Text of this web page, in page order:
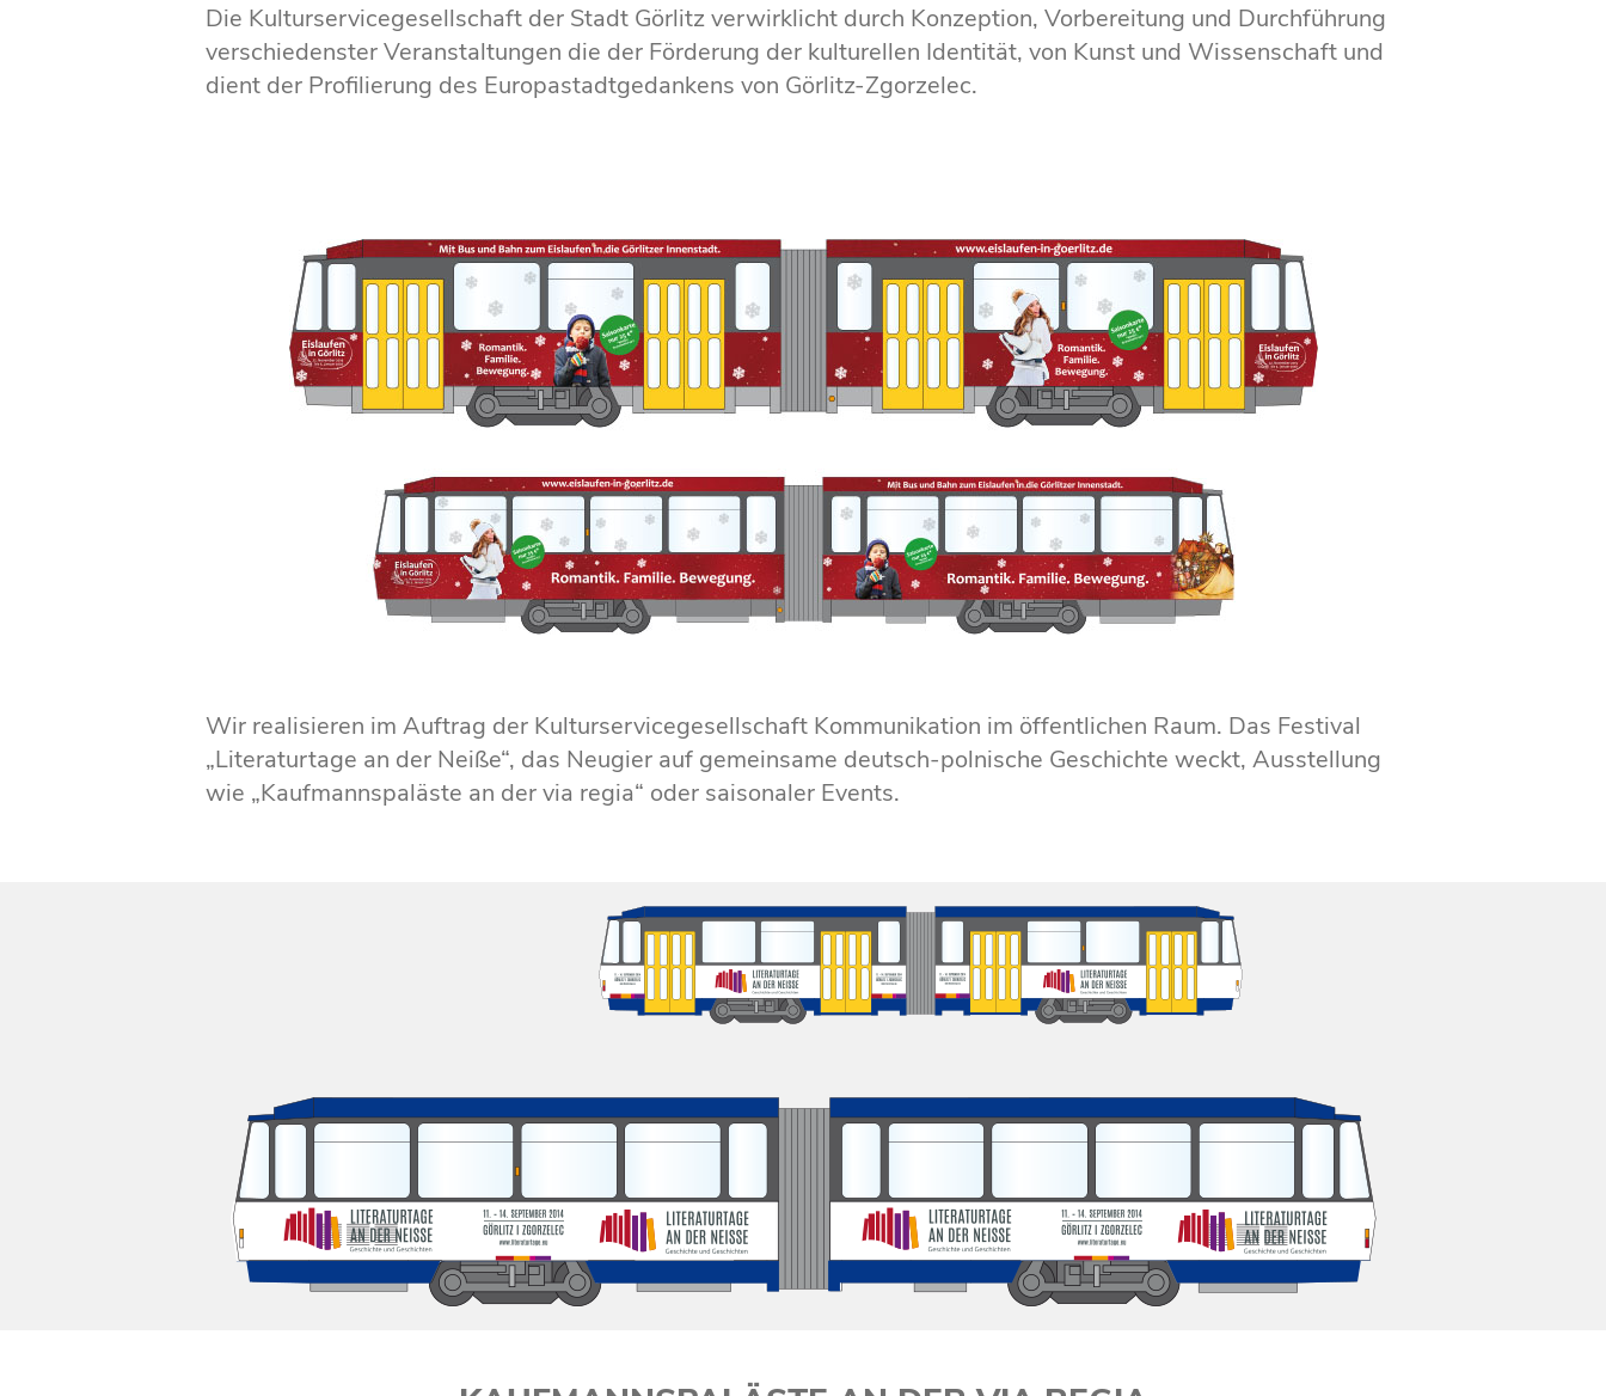
Die Kulturservicegesellschaft der Stadt Görlitz verwirklicht durch Konzeption, Vorbereitung und Durchführung
verschiedenster Veranstaltungen die der Förderung der kulturellen Identität, von Kunst und Wissenschaft und
dient der Profilierung des Europastadtgedankens von Görlitz-Zgorzelec.
Wir realisieren im Auftrag der Kulturservicegesellschaft Kommunikation im öffentlichen Raum. Das Festival
„Literaturtage an der Neiße“, das Neugier auf gemeinsame deutsch-polnische Geschichte weckt, Ausstellung
wie „Kaufmannspaläste an der via regia“ oder saisonaler Events.